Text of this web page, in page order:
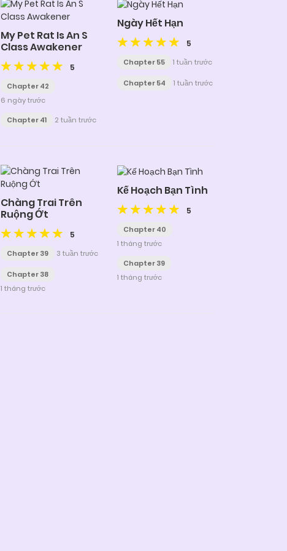
My Pet Rat Is An S
Class Awakener
5
Chapter 42
6 ngày trước
Chapter 41
2 tuần trước
Ngày Hết Hạn
5
Chapter 55 1 tuần trước
Chapter 54 1 tuần trước
Chàng Trai Trên
Ruộng Ớt
5
Chapter 39 3 tuần trước
Chapter 38
1 tháng trước
Kế Hoạch Bạn Tình
5
Chapter 40
1 tháng trước
Chapter 39
1 tháng trước